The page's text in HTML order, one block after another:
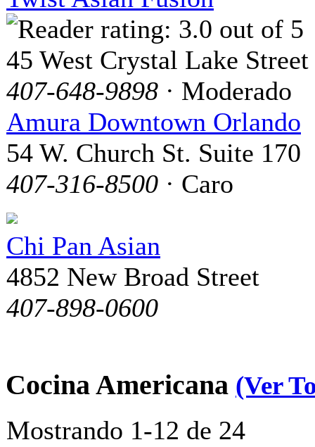
45 West Crystal Lake Street
407-648-9898 · Moderado
Amura Downtown Orlando
54 W. Church St. Suite 170
407-316-8500 · Caro
Chi Pan Asian
4852 New Broad Street
407-898-0600
Cocina Americana (Ver
Mostrando 1-12 de 24